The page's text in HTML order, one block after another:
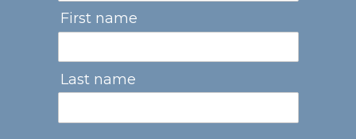
First name
Last name